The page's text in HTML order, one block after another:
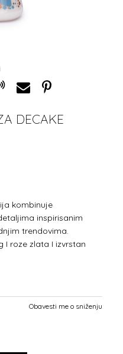
DECAKE
kombinuje
inspirisanim
trendovima.
I roze zlata I izvrstan
Obavesti me o sniženju